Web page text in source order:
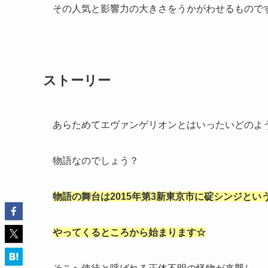
その人気と影響力の大きさをうかがわせるもので
ストーリー
あらためてエヴァンゲリオンとはいったいどのよ
物語なのでしょう？
物語の舞台は2015年第3新東京市に碇シンジとい
やってくるところから始まります☆